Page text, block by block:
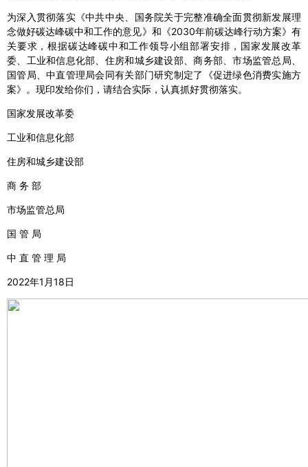
为深入贯彻落实《中共中央、国务院关于完整准确全面贯彻新发展理
念做好碳达峰碳中和工作的意见》和《2030年前碳达峰行动方案》有
关要求，根据碳达峰碳中和工作领导小组部署安排，国家发展改革
委、工业和信息化部、住房和城乡建设部、商务部、市场监管总局、
国管局、中直管理局会同有关部门研究制定了《促进绿色消费实施方
案》。现印发给你们，请结合实际，认真抓好贯彻落实。
国家发展改革委
工业和信息化部
住房和城乡建设部
商 务 部
市场监管总局
国 管 局
中 直 管 理 局
2022年1月18日